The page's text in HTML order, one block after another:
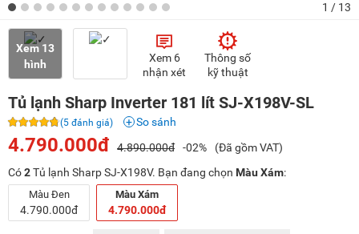
1 / 13
Xem 13
hình
Xem 6
nhận xét
Thông số
kỹ thuật
Tủ lạnh Sharp Inverter 181 lít SJ-X198V-SL
(5 đánh giá) So sánh
4.790.000đ 4.890.000đ -02%
(Đã gồm VAT)
Có2Tủ lạnh Sharp SJ-X198V. Bạn đang chọn Màu Xám:
Màu Đen
4.790.000đ
Màu Xám
4.790.000đ